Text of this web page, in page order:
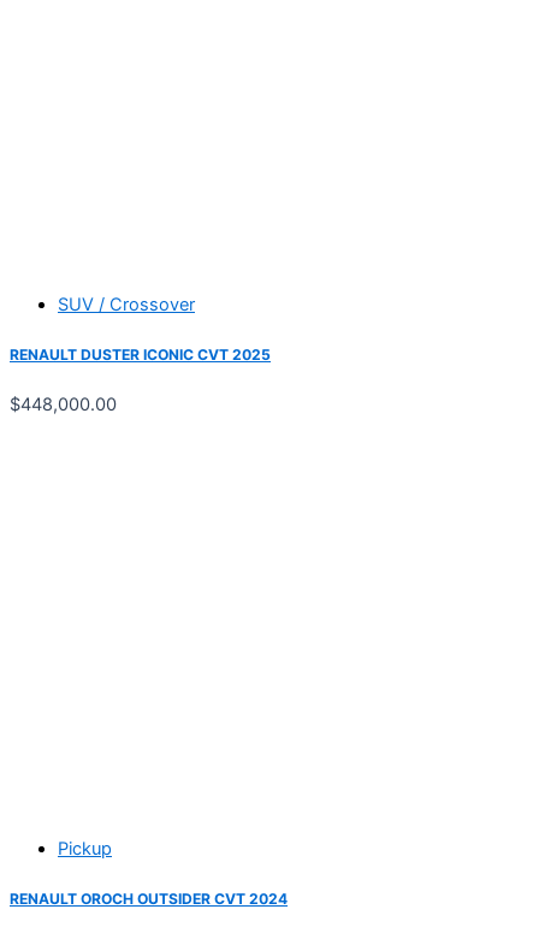
SUV / Crossover
RENAULT DUSTER ICONIC CVT 2025
$448,000.00
Pickup
RENAULT OROCH OUTSIDER CVT 2024